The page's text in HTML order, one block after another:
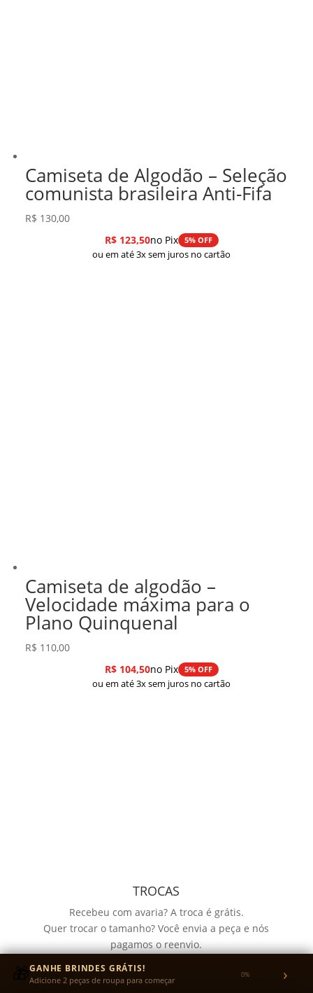
Camiseta de Algodão – Seleção
comunista brasileira Anti-Fifa
R$ 130,00
R$123,50no Pix 5% OFF
ou em até 3x sem juros no cartão
Camiseta de algodão –
Velocidade máxima para o
Plano Quinquenal
R$ 110,00
R$104,50no Pix 5% OFF
ou em até 3x sem juros no cartão
TROCAS
Recebeu com avaria? A troca é grátis.
Quer trocar o tamanho? Você envia a peça e nós
pagamos o reenvio.
Garantia de 30 dias para defeitos de fabricação no
tecido ou na estampa.
🎁GANHE BRINDES GRÁTIS!
Adicione 2 peças de roupa para começar 0% ›